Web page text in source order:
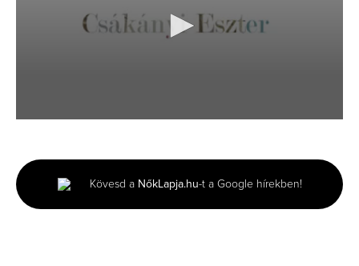
minutes,
0
Kövesd a NőkLapja.hu-t a Google hírekben!